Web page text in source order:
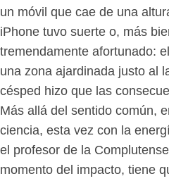
un móvil que cae de una
iPhone tuvo suerte o, más
tremendamente afortunado:
una zona ajardinada justo al
césped hizo que las
Más allá del sentido común,
ciencia, esta vez con la
el profesor de la
momento del impacto, tiene